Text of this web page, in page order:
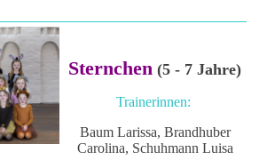
Sternchen (5 - 7 Jahre)
Trainerinnen:
Baum Larissa, Brandhuber
Carolina, Schuhmann Luisa